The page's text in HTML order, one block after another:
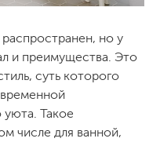
но у
и преимущества. Это
суть которого
уюта. Такое
числе для ванной,